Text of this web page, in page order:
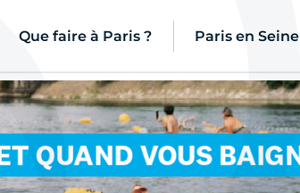
Que faire à Paris ? Paris en Seine
information